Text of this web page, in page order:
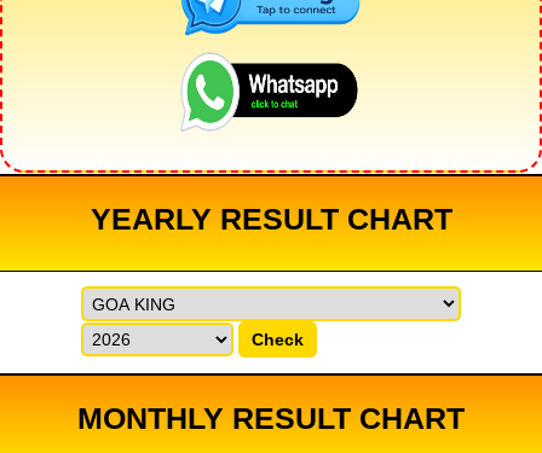
YEARLY RESULT CHART
Check
MONTHLY RESULT CHART